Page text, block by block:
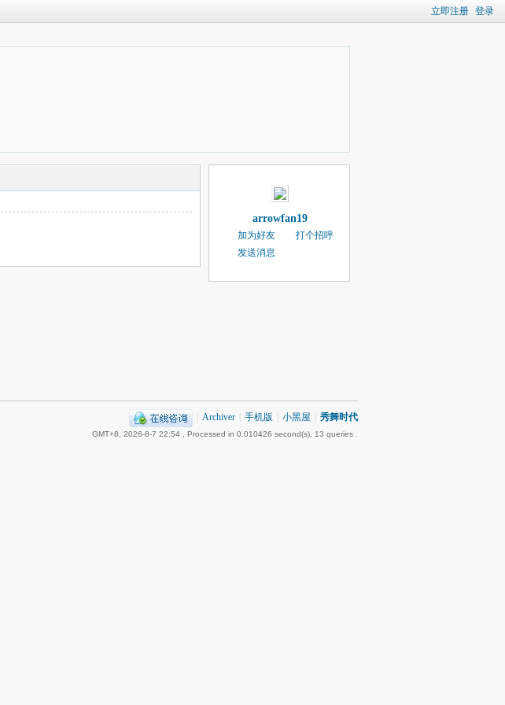
立即注册 登录
arrowfan19
加为好友
打个招呼
发送消息
Archiver 手机版 小黑屋 秀舞时代
GMT+8, 2026-8-7 22:54 , Processed in 0.010426 second(s), 13 queries .